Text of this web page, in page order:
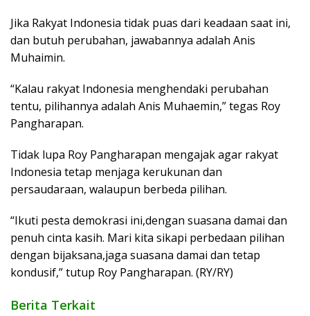
Jika Rakyat Indonesia tidak puas dari keadaan saat ini,
dan butuh perubahan, jawabannya adalah Anis
Muhaimin.
“Kalau rakyat Indonesia menghendaki perubahan
tentu, pilihannya adalah Anis Muhaemin,” tegas Roy
Pangharapan.
Tidak lupa Roy Pangharapan mengajak agar rakyat
Indonesia tetap menjaga kerukunan dan
persaudaraan, walaupun berbeda pilihan.
“Ikuti pesta demokrasi ini,dengan suasana damai dan
penuh cinta kasih. Mari kita sikapi perbedaan pilihan
dengan bijaksana,jaga suasana damai dan tetap
kondusif,” tutup Roy Pangharapan. (RY/RY)
Berita Terkait